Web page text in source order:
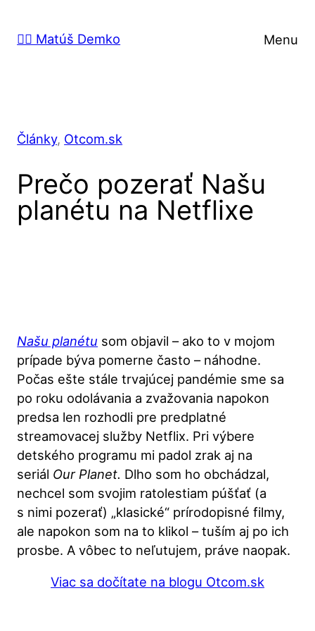
na🙋‍♂️ Matúš Demko Menu
Články, Otcom.sk
Prečo pozerať Našu
planétu na Netflixe
Našu planétu som objavil – ako to v mojom
prípade býva pomerne často – náhodne.
Počas ešte stále trvajúcej pandémie sme sa
po roku odolávania a zvažovania napokon
predsa len rozhodli pre predplatné
streamovacej služby Netflix. Pri výbere
detského programu mi padol zrak aj na
seriál Our Planet. Dlho som ho obchádzal,
nechcel som svojim ratolestiam púšťať (a
s nimi pozerať) „klasické“ prírodopisné filmy,
ale napokon som na to klikol – tuším aj po ich
prosbe. A vôbec to neľutujem, práve naopak.
Viac sa dočítate na blogu Otcom.sk